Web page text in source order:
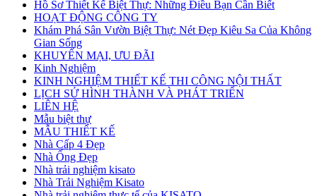
Hồ Sơ Thiết Kế Biệt Thự: Những Điều Bạn Cần Biết
HOẠT ĐỘNG CÔNG TY
Khám Phá Sân Vườn Biệt Thự: Nét Đẹp Kiêu Sa Của Không
Gian Sống
KHUYẾN MẠI, ƯU ĐÃI
Kinh Nghiệm
KINH NGHIỆM THIẾT KẾ THI CÔNG NỘI THẤT
LỊCH SỬ HÌNH THÀNH VÀ PHÁT TRIỂN
LIÊN HỆ
Mẫu biệt thự
MẪU THIẾT KẾ
Nhà Cấp 4 Đẹp
Nhà Ống Đẹp
Nhà trải nghiệm kisato
Nhà Trải Nghiệm Kisato